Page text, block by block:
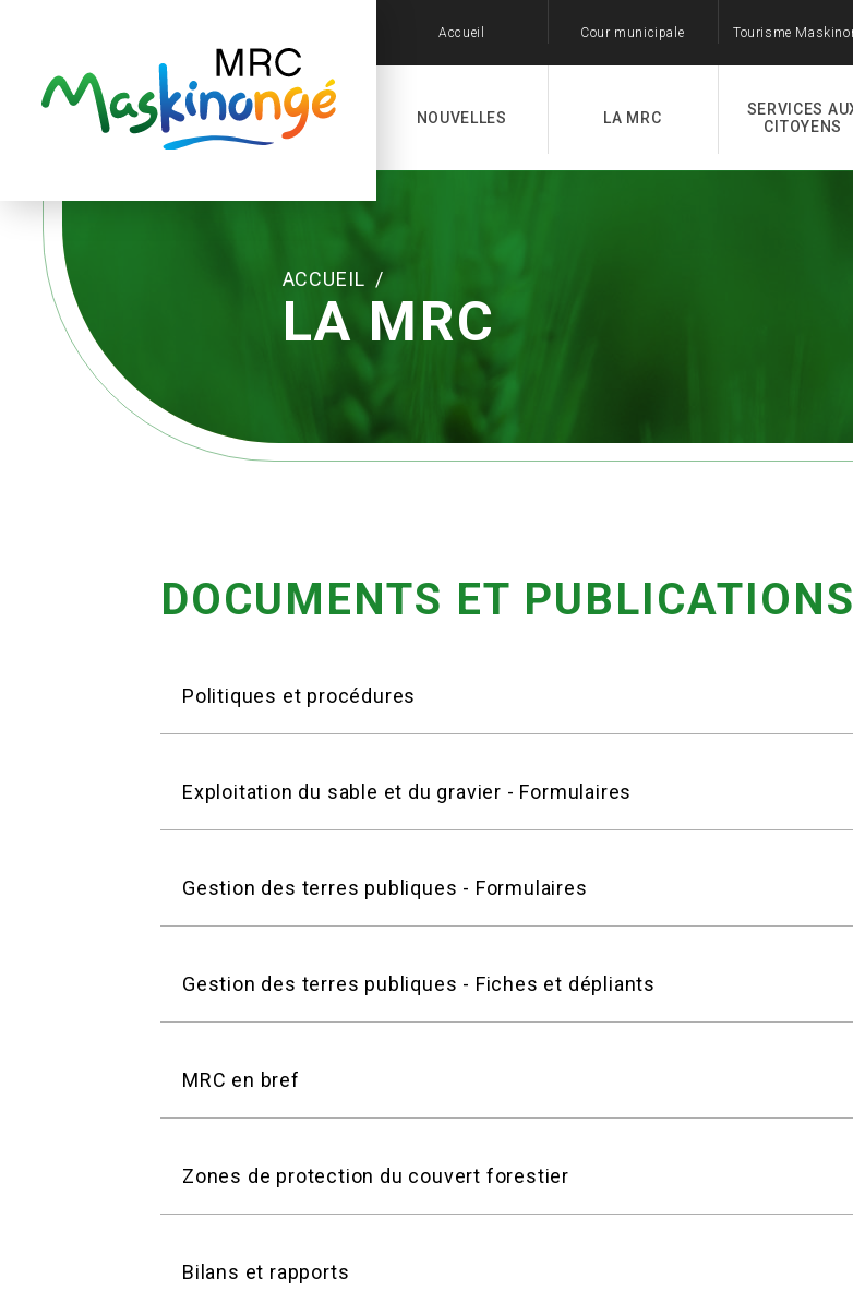
Accueil Cour municipale Tourisme
NOUVELLES LA MRC
SERVICES
CITOYENS
ACCUEIL /
LA MRC
DOCUMENTS ET PUBLICATIONS
Politiques et procédures
Exploitation du sable et du gravier - Formulaires
Gestion des terres publiques - Formulaires
Gestion des terres publiques - Fiches et dépliants
MRC en bref
Zones de protection du couvert forestier
Bilans et rapports